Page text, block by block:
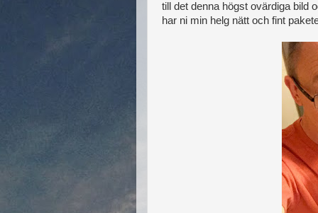
till det denna högst ovärdiga bild
har ni min helg nätt och fint